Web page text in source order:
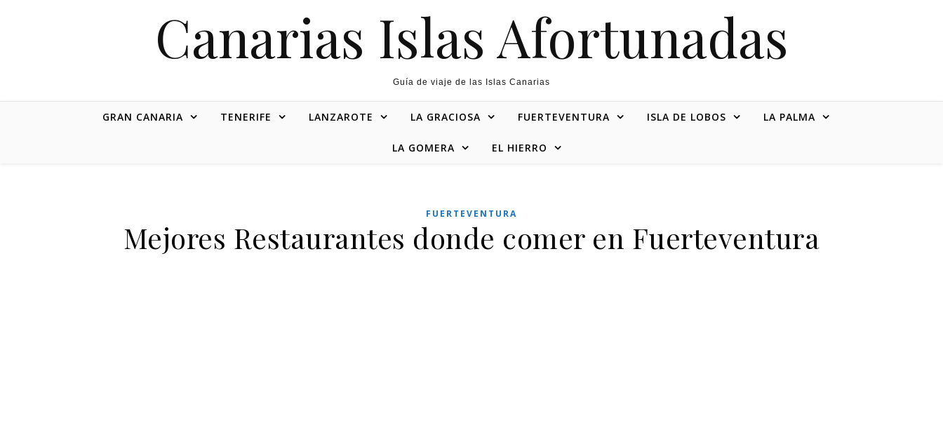
Canarias Islas Afortunadas
Guía de viaje de las Islas Canarias
GRAN CANARIA TENERIFE LANZAROTE LA GRACIOSA FUERTEVENTURA ISLA DE LOBOS LA PALMA
LA GOMERA EL HIERRO
FUERTEVENTURA
Mejores Restaurantes donde comer en Fuerteventura